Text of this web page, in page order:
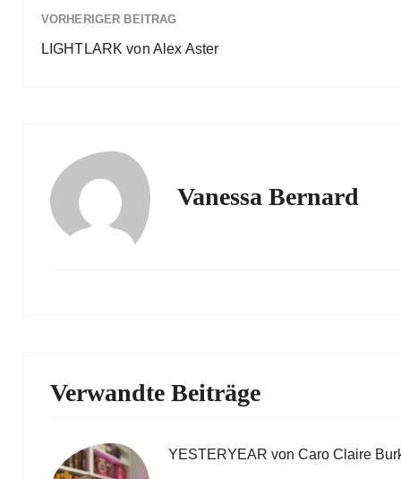
VORHERIGER BEITRAG
LIGHTLARK von Alex Aster
Vanessa Bernard
Verwandte Beiträge
YESTERYEAR von Caro Claire